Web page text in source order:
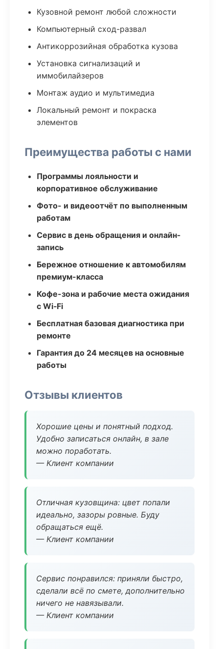
Кузовной ремонт любой сложности
Компьютерный сход-развал
Антикоррозийная обработка кузова
Установка сигнализаций и
иммобилайзеров
Монтаж аудио и мультимедиа
Локальный ремонт и покраска
элементов
Преимущества работы с нами
Программы лояльности и
корпоративное обслуживание
Фото- и видеоотчёт по выполненным
работам
Сервис в день обращения и онлайн-
запись
Бережное отношение к автомобилям
премиум-класса
Кофе-зона и рабочие места ожидания
с Wi‑Fi
Бесплатная базовая диагностика при
ремонте
Гарантия до 24 месяцев на основные
работы
Отзывы клиентов
Хорошие цены и понятный подход.
Удобно записаться онлайн, в зале
можно поработать.
— Клиент компании
Отличная кузовщина: цвет попали
идеально, зазоры ровные. Буду
обращаться ещё.
— Клиент компании
Сервис понравился: приняли быстро,
сделали всё по смете, дополнительно
ничего не навязывали.
— Клиент компании